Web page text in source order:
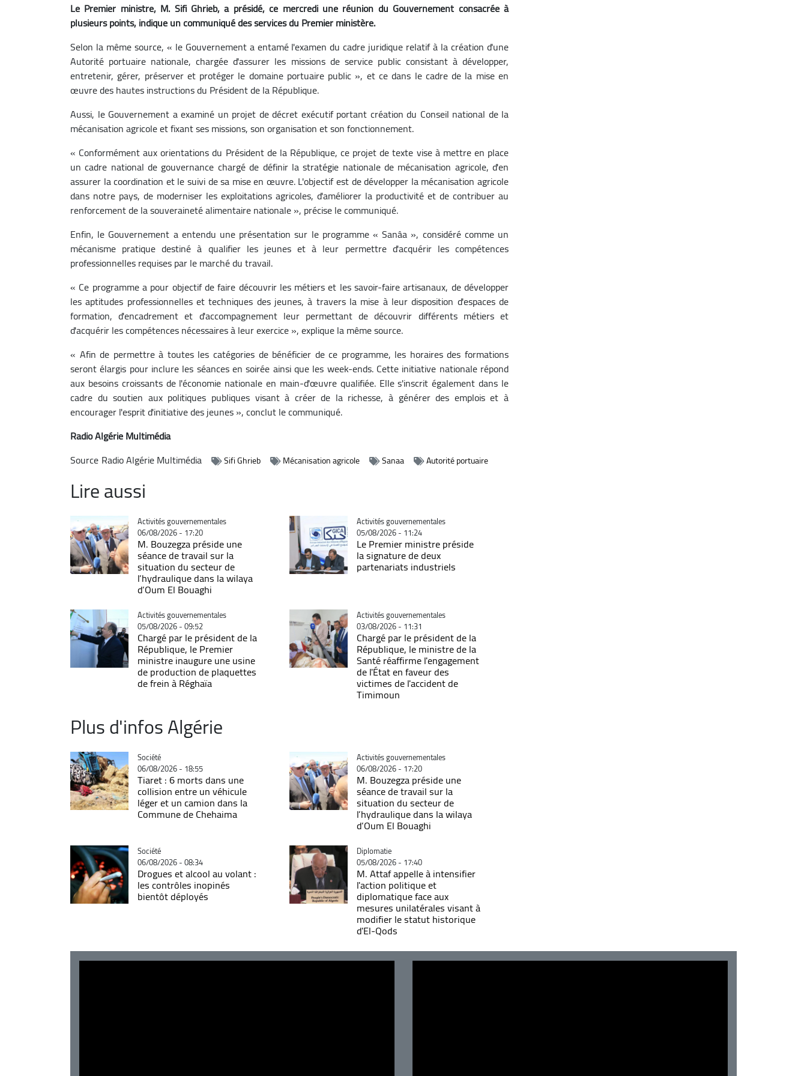
Le Premier ministre, M. Sifi Ghrieb, a présidé, ce mercredi une réunion du Gouvernement consacrée à
plusieurs points, indique un communiqué des services du Premier ministère.
Selon la même source, « le Gouvernement a entamé l'examen du cadre juridique relatif à la création d'une
Autorité portuaire nationale, chargée d'assurer les missions de service public consistant à développer,
entretenir, gérer, préserver et protéger le domaine portuaire public », et ce dans le cadre de la mise en
œuvre des hautes instructions du Président de la République.
Aussi, le Gouvernement a examiné un projet de décret exécutif portant création du Conseil national de la
mécanisation agricole et fixant ses missions, son organisation et son fonctionnement.
« Conformément aux orientations du Président de la République, ce projet de texte vise à mettre en place
un cadre national de gouvernance chargé de définir la stratégie nationale de mécanisation agricole, d'en
assurer la coordination et le suivi de sa mise en œuvre. L'objectif est de développer la mécanisation agricole
dans notre pays, de moderniser les exploitations agricoles, d'améliorer la productivité et de contribuer au
renforcement de la souveraineté alimentaire nationale », précise le communiqué.
Enfin, le Gouvernement a entendu une présentation sur le programme « Sanâa », considéré comme un
mécanisme pratique destiné à qualifier les jeunes et à leur permettre d'acquérir les compétences
professionnelles requises par le marché du travail.
« Ce programme a pour objectif de faire découvrir les métiers et les savoir-faire artisanaux, de développer
les aptitudes professionnelles et techniques des jeunes, à travers la mise à leur disposition d'espaces de
formation, d'encadrement et d'accompagnement leur permettant de découvrir différents métiers et
d'acquérir les compétences nécessaires à leur exercice », explique la même source.
« Afin de permettre à toutes les catégories de bénéficier de ce programme, les horaires des formations
seront élargis pour inclure les séances en soirée ainsi que les week-ends. Cette initiative nationale répond
aux besoins croissants de l'économie nationale en main-d'œuvre qualifiée. Elle s'inscrit également dans le
cadre du soutien aux politiques publiques visant à créer de la richesse, à générer des emplois et à
encourager l'esprit d'initiative des jeunes », conclut le communiqué.
Radio Algérie Multimédia
Source Radio Algérie Multimédia Sifi Ghrieb Mécanisation agricole Sanaa Autorité portuaire
Lire aussi
Catégorie
Activités gouvernementales
06/08/2026 - 17:20
M. Bouzegza préside une
séance de travail sur la
situation du secteur de
l’hydraulique dans la wilaya
d’Oum El Bouaghi
Catégorie
Activités gouvernementales
05/08/2026 - 11:24
Le Premier ministre préside
la signature de deux
partenariats industriels
Catégorie
Activités gouvernementales
05/08/2026 - 09:52
Chargé par le président de la
République, le Premier
ministre inaugure une usine
de production de plaquettes
de frein à Réghaïa
Catégorie
Activités gouvernementales
03/08/2026 - 11:31
Chargé par le président de la
République, le ministre de la
Santé réaffirme l'engagement
de l'État en faveur des
victimes de l'accident de
Timimoun
Plus d'infos Algérie
Catégorie
Société
06/08/2026 - 18:55
Tiaret : 6 morts dans une
collision entre un véhicule
léger et un camion dans la
Commune de Chehaima
Catégorie
Activités gouvernementales
06/08/2026 - 17:20
M. Bouzegza préside une
séance de travail sur la
situation du secteur de
l’hydraulique dans la wilaya
d’Oum El Bouaghi
Catégorie
Société
06/08/2026 - 08:34
Drogues et alcool au volant :
les contrôles inopinés
bientôt déployés
Catégorie
Diplomatie
05/08/2026 - 17:40
M. Attaf appelle à intensifier
l'action politique et
diplomatique face aux
mesures unilatérales visant à
modifier le statut historique
d'El-Qods